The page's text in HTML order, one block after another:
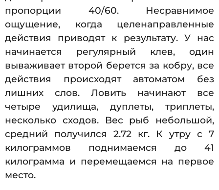
пропорции 40/60. Несравнимое
ощущение, когда целенаправленные
действия приводят к результату. У нас
начинается регулярный клев, один
вываживает второй берется за кобру, все
действия происходят автоматом без
лишних слов. Ловить начинают все
четыре удилища, дуплеты, триплеты,
несколько сходов. Вес рыб небольшой,
средний получился 2.72 кг. К утру с 7
килограммов поднимаемся до 41
килограмма и перемещаемся на первое
место.